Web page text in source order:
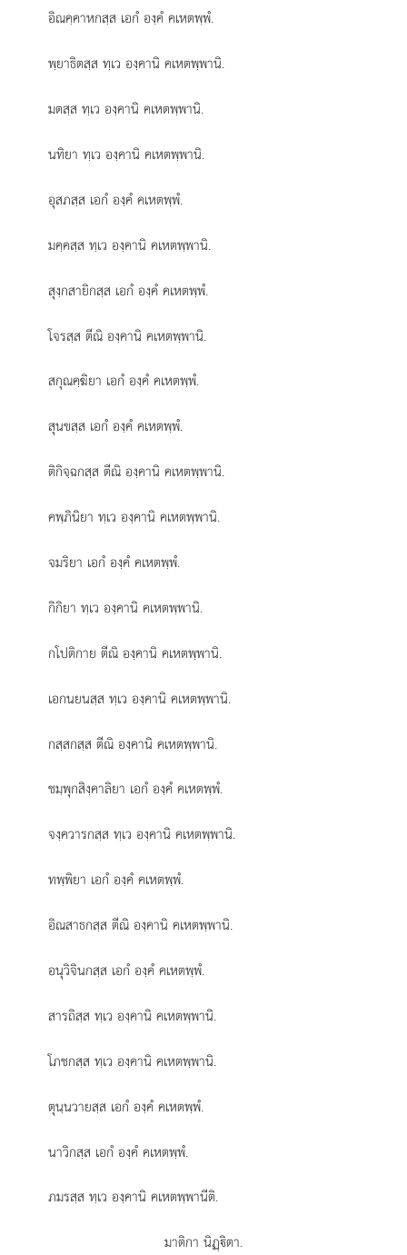
อิณคฺคาหกสฺส เอกํ องฺคํ คเหตพฺพํ.
พฺยาธิตสฺสทฺเว องฺคานิ คเหตพฺพานิ.
มตสฺส ทฺเว องฺคานิ คเหตพฺพานิ.
นทิยา ทฺเว องฺคานิ คเหตพฺพานิ.
อุสภสฺส เอกํ องฺคํ คเหตพฺพํ.
มคฺคสฺส ทฺเว องฺคานิ คเหตพฺพานิ.
สุงฺกสายิกสฺส เอกํ องฺคํ คเหตพฺพํ.
โจรสฺส ตีณิ องฺคานิ คเหตพฺพานิ.
สกุณคฺฆิยา เอกํ องฺคํ คเหตพฺพํ.
สุนขสฺส เอกํ องฺคํ คเหตพฺพํ.
ติกิจฺฉกสฺส ตีณิ องฺคานิ คเหตพฺพานิ.
คพฺภินิยา ทฺเว องฺคานิ คเหตพฺพานิ.
จมริยา เอกํ องฺคํ คเหตพฺพํ.
กิกิยา ทฺเว องฺคานิ คเหตพฺพานิ.
กโปติกาย ตีณิ องฺคานิ คเหตพฺพานิ.
เอกนยนสฺส ทฺเว องฺคานิ คเหตพฺพานิ.
กสฺสกสฺส ตีณิ องฺคานิ คเหตพฺพานิ.
ชมฺพุกสิงฺคาลิยา เอกํ องฺคํ คเหตพฺพํ.
จงฺควารกสฺส ทฺเว องฺคานิ คเหตพฺพานิ.
ทพฺพิยา เอกํ องฺคํ คเหตพฺพํ.
อิณสาธกสฺส ตีณิ องฺคานิ คเหตพฺพานิ.
อนุวิจินกสฺส เอกํ องฺคํ คเหตพฺพํ.
สารถิสฺส ทฺเว องฺคานิ คเหตพฺพานิ.
โภชกสฺสทฺเว องฺคานิ คเหตพฺพานิ.
ตุนฺนวายสฺส เอกํ องฺคํ คเหตพฺพํ.
นาวิกสฺส เอกํ องฺคํ คเหตพฺพํ.
ภมรสฺส ทฺเว องฺคานิ คเหตพฺพานีติ.
มาติกา นิฏฺิตา.